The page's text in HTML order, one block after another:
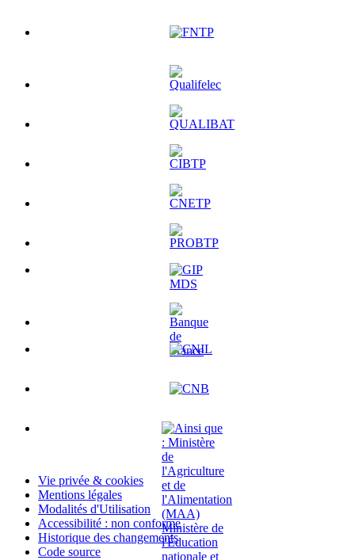
Vie privée & cookies
Mentions légales
Modalités d'Utilisation
Accessibilité : non conforme
Historique des changements
Code source